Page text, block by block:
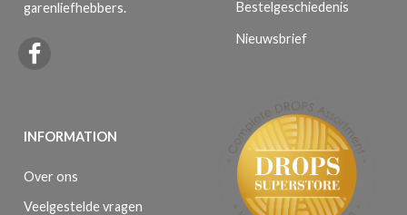
garenliefhebbers.
INFORMATION
Over ons
Veelgestelde vragen
Bestelgeschiedenis
Nieuwsbrief